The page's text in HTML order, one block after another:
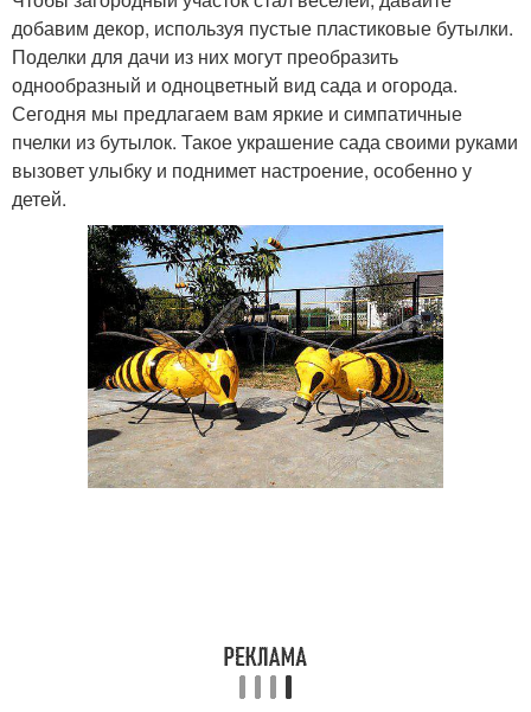
добавим декор, используя пустые пластиковые бутылки.
Поделки для дачи из них могут преобразить
однообразный и одноцветный вид сада и огорода.
Сегодня мы предлагаем вам яркие и симпатичные
пчелки из бутылок. Такое украшение сада своими руками
вызовет улыбку и поднимет настроение, особенно у
детей.